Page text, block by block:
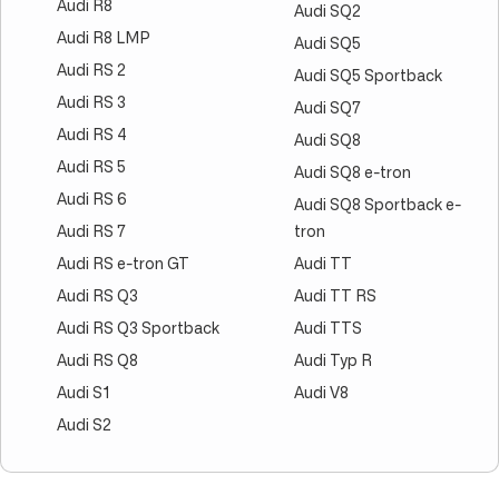
Audi R8
Audi R8 LMP
Audi RS 2
Audi RS 3
Audi RS 4
Audi RS 5
Audi RS 6
Audi RS 7
Audi RS e-tron GT
Audi RS Q3
Audi RS Q3 Sportback
Audi RS Q8
Audi S1
Audi S2
Audi SQ2
Audi SQ5
Audi SQ5 Sportback
Audi SQ7
Audi SQ8
Audi SQ8 e-tron
Audi SQ8 Sportback e-
tron
Audi TT
Audi TT RS
Audi TTS
Audi Typ R
Audi V8